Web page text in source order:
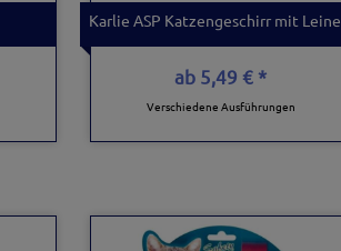
Karlie ASP Katzengeschirr mit Leine
ab 5,49 € *
Verschiedene Ausführungen